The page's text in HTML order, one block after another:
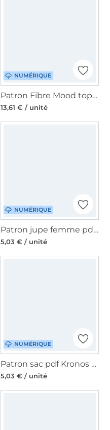
NUMÉRIQUE
Patron Fibre Mood top femme pdf Elinor, en français
13,61 € / unité
NUMÉRIQUE
Patron jupe femme pdf Marlow Sew Simple, en allemand
5,03 € / unité
NUMÉRIQUE
Patron sac pdf Kronos Sew Simple, allemand
5,03 € / unité